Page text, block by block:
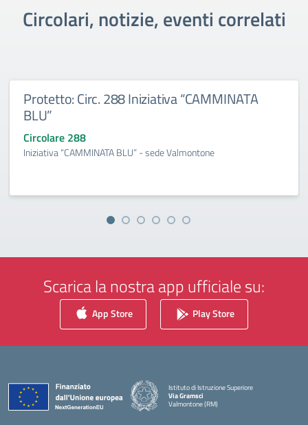
Circolari, notizie, eventi correlati
Protetto: Circ. 288 Iniziativa “CAMMINATA
BLU”
Circolare 288
Iniziativa “CAMMINATA BLU” - sede Valmontone
Scarica la nostra app ufficiale su:
App Store Play Store
Istituto di Istruzione Superiore
Via Gramsci
Valmontone (RM)